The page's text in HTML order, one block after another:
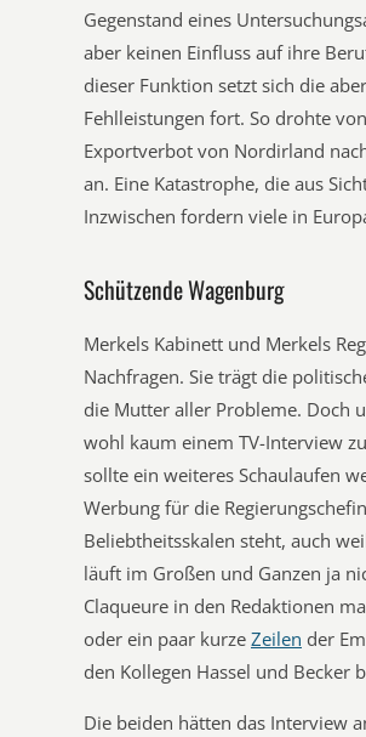
Gegenstand eines
aber keinen Einfluss auf ihre
dieser Funktion setzt sich die
Fehlleistungen fort. So drohte
Exportverbot von Nordirland
an. Eine Katastrophe, die aus
Inzwischen fordern viele in
Schützende Wagenburg
Merkels Kabinett und Merkels
Nachfragen. Sie trägt die
die Mutter aller Probleme. Doch
wohl kaum einem TV-Interview
sollte ein weiteres Schaulaufen
Werbung für die
Beliebtheitsskalen steht, auch
läuft im Großen und Ganzen ja
Claqueure in den Redaktionen
oder ein paar kurze Zeilen der
den Kollegen Hassel und Becker
Die beiden hätten das Interview